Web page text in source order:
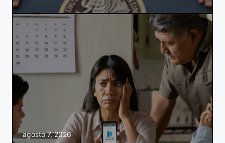
agosto 7, 2026